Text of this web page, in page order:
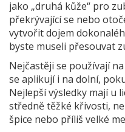
jako „druhá kůže“ pro
překrývající se nebo
vytvořit dojem
byste museli přesouvat
Nejčastěji se používají
se aplikují i na dolní,
Nejlepší výsledky mají u
středně těžké křivosti,
špice nebo příliš velké